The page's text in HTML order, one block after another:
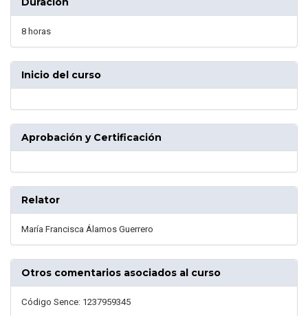
8 horas
Inicio del curso
Aprobación y Certificación
Relator
María Francisca Álamos Guerrero
Otros comentarios asociados al curso
Código Sence: 1237959345